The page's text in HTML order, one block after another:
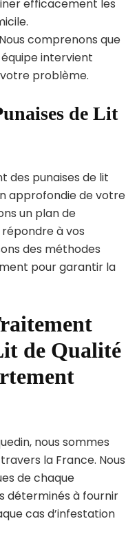
efficacement les
Nous comprenons que
intervient
problème.
de Lit
des punaises de lit
approfondie de votre
un plan de
à vos
des méthodes
pour garantir la
de Qualité
nous sommes
la France. Nous
de chaque
déterminés à fournir
cas d’infestation